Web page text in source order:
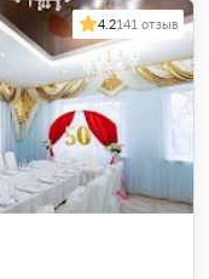
4.2141 отзыв